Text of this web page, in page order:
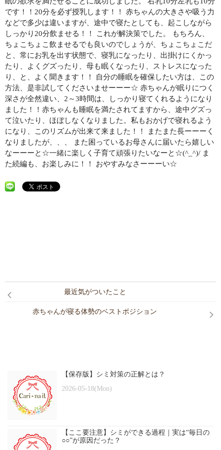
です！！20分を必ず授乳します！！ 赤ちゃんの大きさや吸う力
などで多少は違いますが、途中で寝たとしても、起こしながら
しっかり20分飲ませる！！ これが解決策でした。 もちろん、
ちょこちょこ飲ませるでも良いのでしょうが、ちょこちょこだ
と、常にお乳を出す状態で、寝乳になったり、出掛けにくかっ
たり、よくグズったり、母も眠くなったり、ストレスになった
り、と、よく聞きます！！ 自分の睡眠を確保したい方は、この
方法、是非試してくださいませーーー☆ 赤ちゃんが眠りにつく
深さが全然違い、2～3時間は、しっかり寝てくれるようになり
ました！！赤ちゃんも睡眠を満たされてますから、途中グズっ
て泣いたり、ほぼしなくなりました。私もおかげで寝れるよう
になり、このリズムが出来て来ました！！ またまた長ーーーく
なりましたが、、、 また困っているお母さんに届いたら嬉しい
なーーーと☆一緒に楽しく子育て頑張りたいなーと☆(^_^)/ ま
た続編も、お楽しみに！！ おやすみなさーーーい☆
最近気がついたこと
赤ちゃんが寝る体勢のベストボジション
【保存版】シミ対策の正解とは？
2026-05-18(Mon)
【ここ要注意】シミができる過程｜実は“毎日の
○○”が原因だった？